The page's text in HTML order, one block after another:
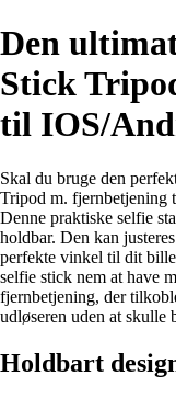
Den
Stick
til IOS/
Skal du bruge den
Tripod m. fjernbetjening
Denne praktiske selfie
holdbar. Den kan
perfekte vinkel til dit
selfie stick nem at have
fjernbetjening, der
udløseren uden at
Holdbart